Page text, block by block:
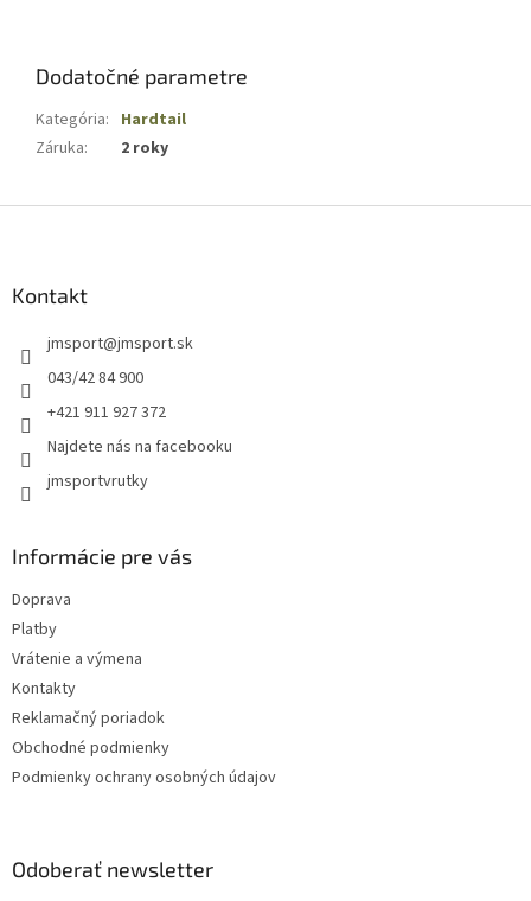
Dodatočné parametre
Kategória: Hardtail
Záruka: 2 roky
Kontakt
jmsport@jmsport.sk
043/42 84 900
+421 911 927 372
Najdete nás na facebooku
jmsportvrutky
Informácie pre vás
Doprava
Platby
Vrátenie a výmena
Kontakty
Reklamačný poriadok
Obchodné podmienky
Podmienky ochrany osobných údajov
Odoberať newsletter